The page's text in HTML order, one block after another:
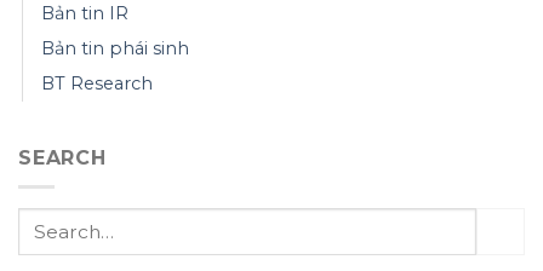
Bản tin IR
Bản tin phái sinh
BT Research
SEARCH